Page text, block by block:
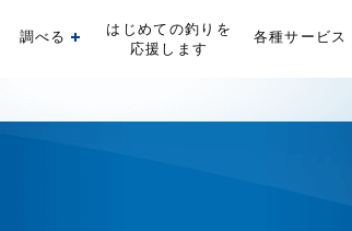
開く調べる 開く
はじめての釣りを
応援します
各種サービス